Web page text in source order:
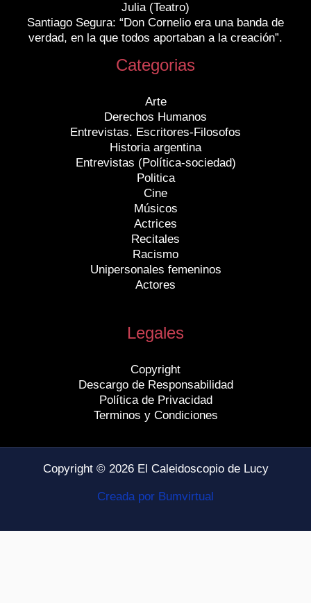
Julia (Teatro)
Santiago Segura: “Don Cornelio era una banda de
verdad, en la que todos aportaban a la creación”.
Categorias
Arte
Derechos Humanos
Entrevistas. Escritores-Filosofos
Historia argentina
Entrevistas (Política-sociedad)
Politica
Cine
Músicos
Actrices
Recitales
Racismo
Unipersonales femeninos
Actores
Legales
Copyright
Descargo de Responsabilidad
Política de Privacidad
Terminos y Condiciones
Copyright © 2026 El Caleidoscopio de Lucy
Creada por Bumvirtual